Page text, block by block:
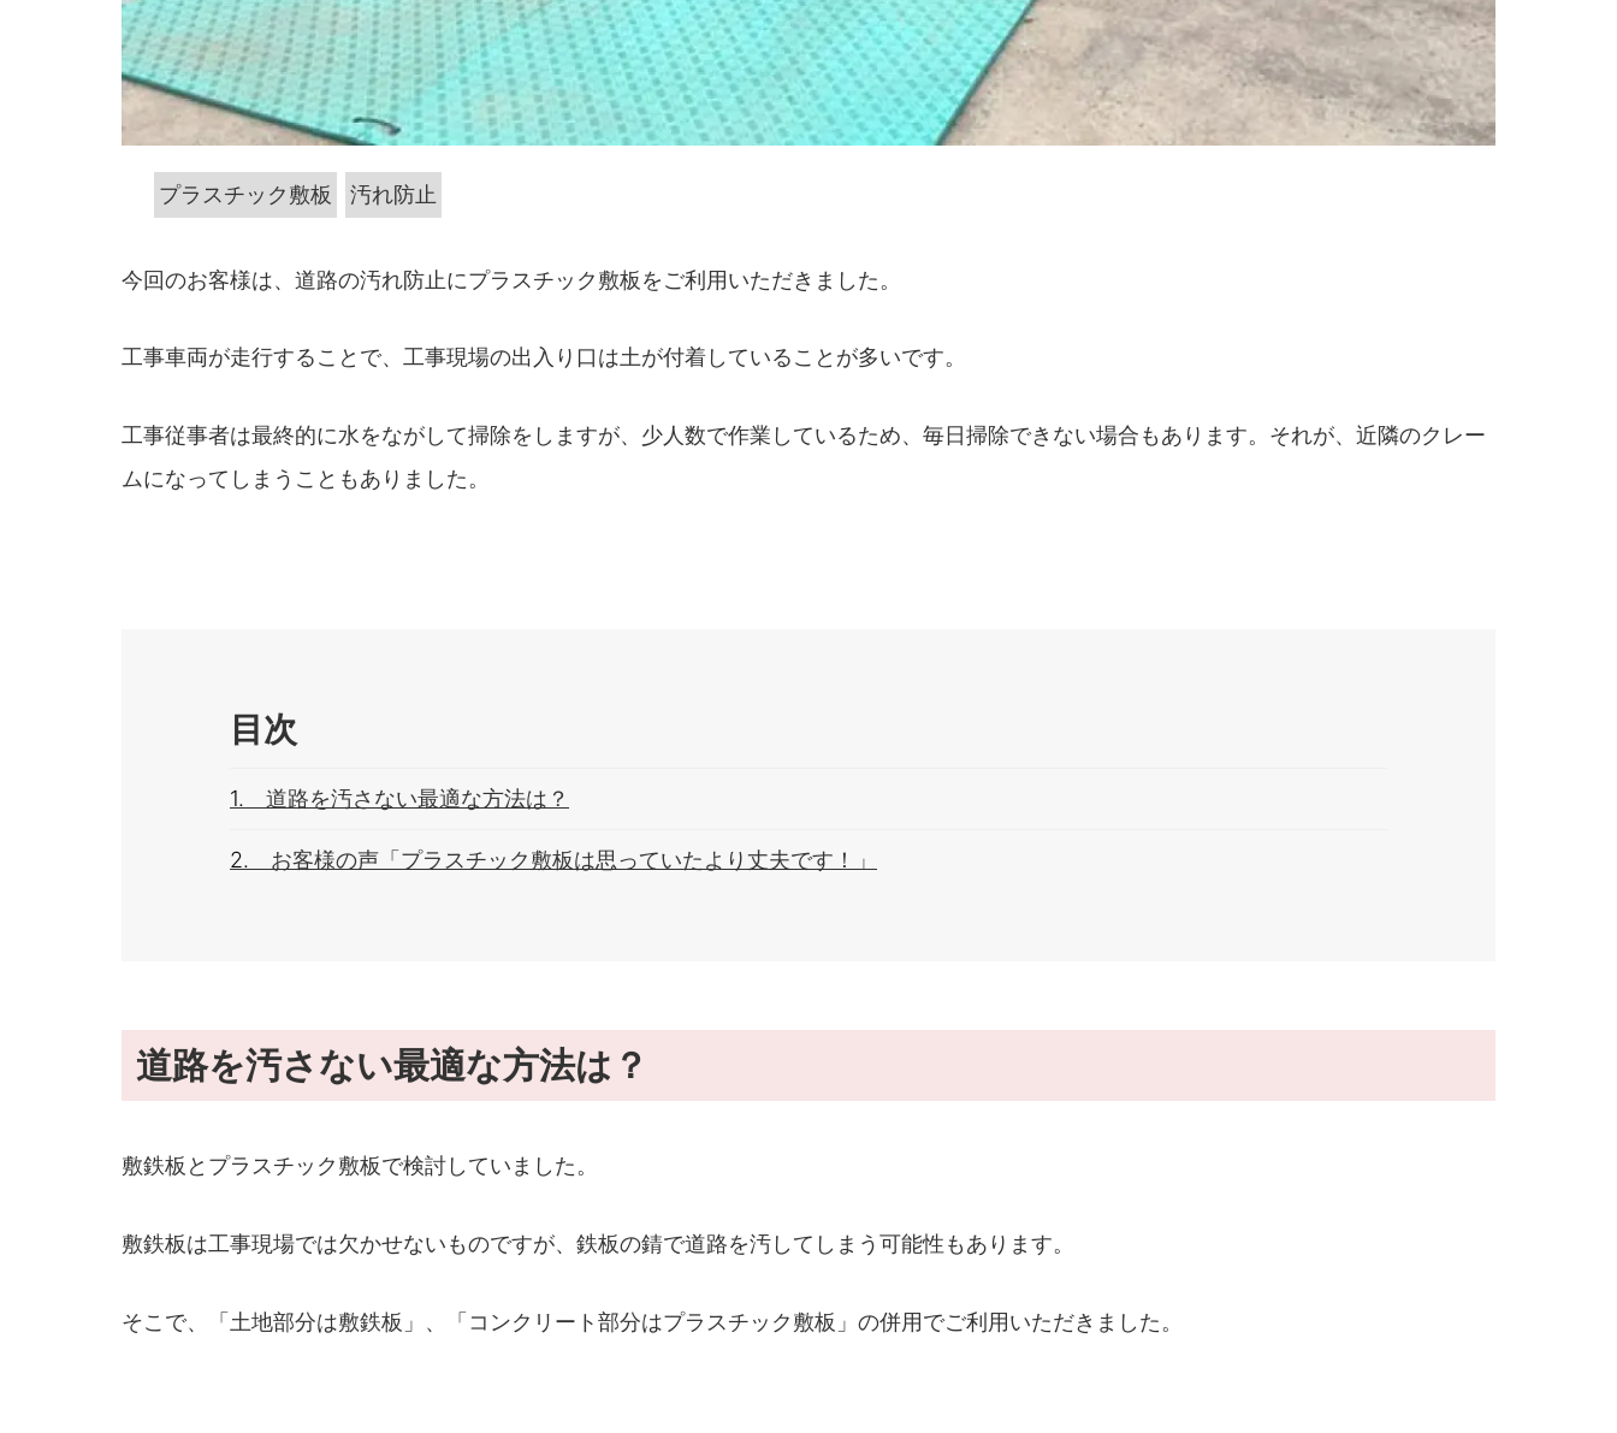
プラスチック敷板 汚れ防止
今回のお客様は、道路の汚れ防止にプラスチック敷板をご利用いただきました。
工事車両が走行することで、工事現場の出入り口は土が付着していることが多いです。
工事従事者は最終的に水をながして掃除をしますが、少人数で作業しているため、毎日掃除できない場合もあります。それが、近隣のクレー
ムになってしまうこともありました。
目次
道路を汚さない最適な方法は？
お客様の声「プラスチック敷板は思っていたより丈夫です！」
道路を汚さない最適な方法は？
敷鉄板とプラスチック敷板で検討していました。
敷鉄板は工事現場では欠かせないものですが、鉄板の錆で道路を汚してしまう可能性もあります。
そこで、「土地部分は敷鉄板」、「コンクリート部分はプラスチック敷板」の併用でご利用いただきました。